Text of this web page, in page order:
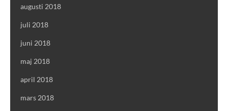
augusti 2018
juli 2018
juni 2018
maj 2018
april 2018
mars 2018